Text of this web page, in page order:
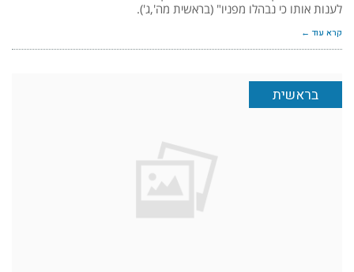
לענות אותו כי נבהלו מפניו" (בראשית מה',ג').
קרא עוד ←
בראשית